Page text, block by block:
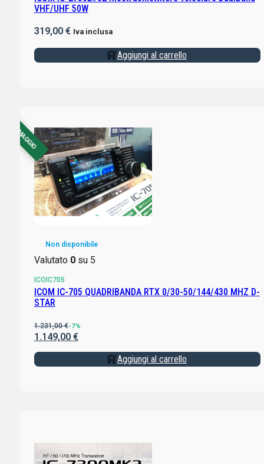
VHF/UHF 50W
319,00 € Iva inclusa
Aggiungi al carrello
CON OMAGGIO
Non disponibile
Valutato 0su 5
ICOIC705
ICOM IC-705 QUADRIBANDA RTX 0/30-50/144/430 MHZ D-
STAR
1.231,00€-7%
1.149,00 €
Aggiungi al carrello